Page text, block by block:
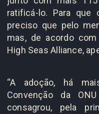
ratificá-lo. Para que
preciso que pelo
mas, de acordo com
High Seas Alliance,
“A adoção, há
Convenção da
consagrou, pela